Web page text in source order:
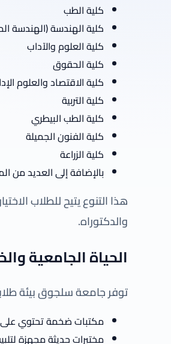
كلية الطب
كلية الهندسة (الهندسة
كلية العلوم والآداب
كلية الحقوق
كلية الاقتصاد والعلوم
كلية التربية
كلية الطب البيطري
كلية الفنون الجميلة
كلية الزراعة
بالإضافة إلى العديد من
هذا التنوع يتيح للطلاب
والدكتوراه.
الحياة الجامعية
توفر جامعة سلجوق بيئة
مكتبات ضخمة تحتوي على
مختبرات حديثة مجهزة